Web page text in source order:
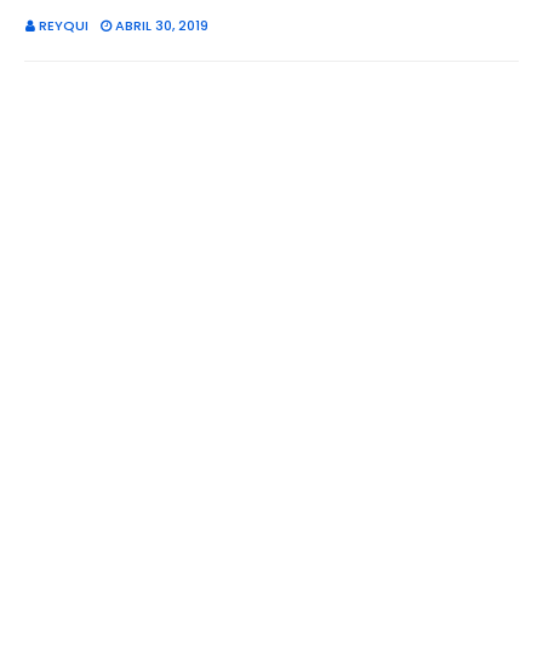
REYQUI ABRIL 30, 2019